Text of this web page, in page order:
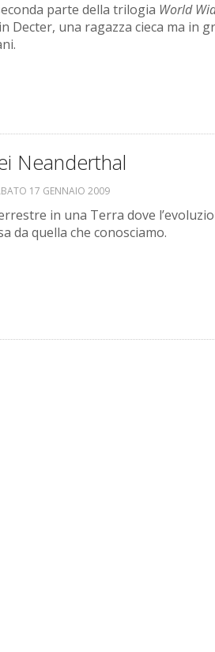
parte della trilogia World
Decter, una ragazza cieca ma in
Neanderthal
17 GENNAIO 2009
in una Terra dove
da quella che conosciamo.